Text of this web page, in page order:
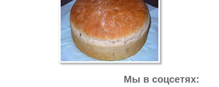
Мы в соцсетях: